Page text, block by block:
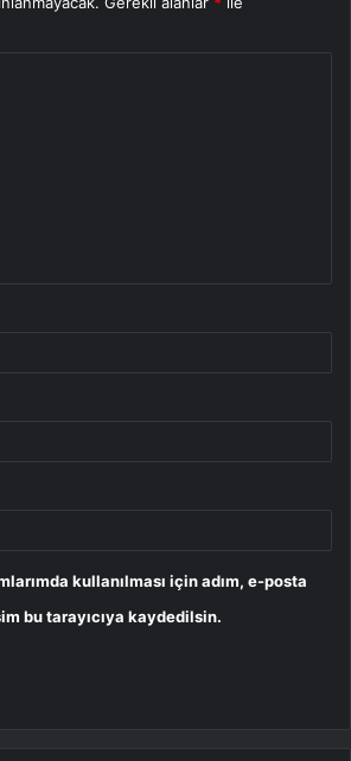
kullanılması için adım, e-posta
bu tarayıcıya kaydedilsin.